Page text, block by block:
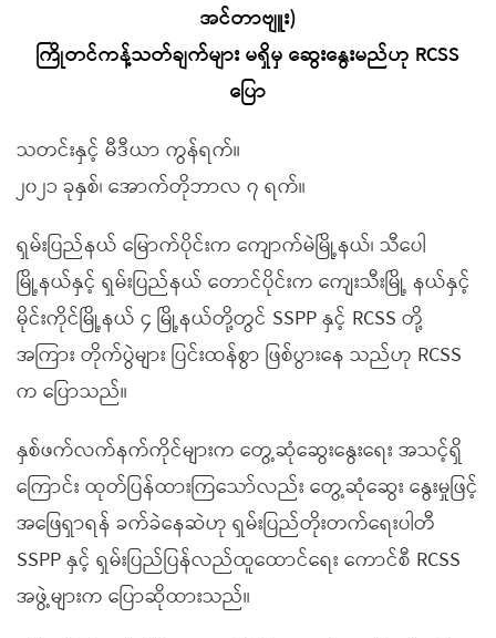
အင်တာဗျူး)
ကြိုတင်ကန့်သတ်ချက်များ မရှိမှ ဆွေးနွေးမည်ဟု RCSS
ပြော
သတင်းနှင့် မီဒီယာ ကွန်ရက်။
၂၀၂၁ ခုနှစ်၊ အောက်တိုဘာလ ၇ ရက်။
ရှမ်းပြည်နယ် မြောက်ပိုင်းက ကျောက်မဲမြို့နယ်၊ သီပေါ
မြို့နယ်နှင့် ရှမ်းပြည်နယ် တောင်ပိုင်းက ကျေးသီးမြို့ နယ်နှင့်
မိုင်းကိုင်မြို့နယ် ၄ မြို့နယ်တို့တွင် SSPP နှင့် RCSS တို့
အကြား တိုက်ပွဲများ ပြင်းထန်စွာ ဖြစ်ပွားနေ သည်ဟု RCSS
က ပြောသည်။
နှစ်ဖက်လက်နက်ကိုင်များက တွေ့ဆုံဆွေးနွေးရေး အသင့်ရှိ
ကြောင်း ထုတ်ပြန်ထားကြသော်လည်း တွေ့ဆုံဆွေး နွေးမှုဖြင့်
အဖြေရှာရန် ခက်ခဲနေဆဲဟု ရှမ်းပြည်တိုးတက်ရေးပါတီ
SSPP နှင့် ရှမ်းပြည်ပြန်လည်ထူထောင်ရေး ကောင်စီ RCSS
အဖွဲ့များက ပြောဆိုထားသည်။